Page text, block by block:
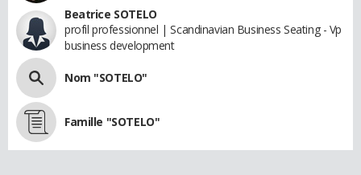
Beatrice SOTELO
profil professionnel | Scandinavian Business Seating - Vp
business development
Nom "SOTELO"
Famille "SOTELO"